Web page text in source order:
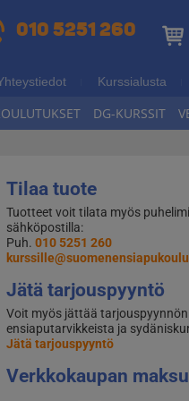
010 5251 260
Kurssialusta
DG-KURSSIT
Tilaa tuote
Tuotteet voit tilata myös
sähköpostilla:
Puh.010 5251 260
Jätä tarjouspyyntö
Voit myös jättää tarjouspyynnön
ensiaputarvikkeista ja
Jätä tarjouspyyntö
Verkkokaupan